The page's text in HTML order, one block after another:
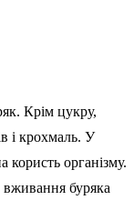
Крім цукру,
і крохмаль. У
користь організму.
буряка